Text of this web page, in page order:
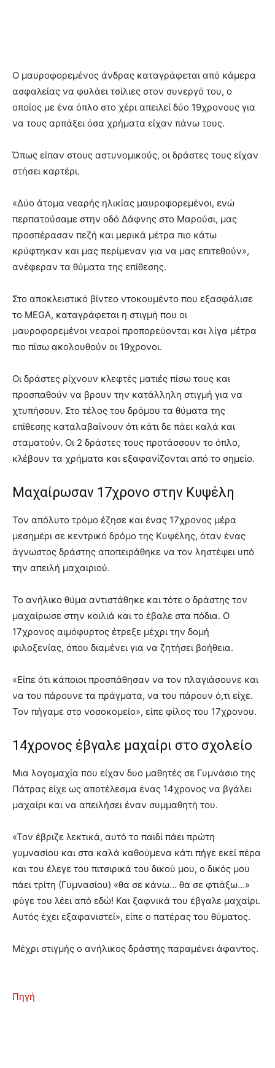
Ο μαυροφορεμένος άνδρας καταγράφεται από κάμερα
ασφαλείας να φυλάει τσίλιες στον συνεργό του, ο
οποίος με ένα όπλο στο χέρι απειλεί δύο 19χρονους για
να τους αρπάξει όσα χρήματα είχαν πάνω τους.
Όπως είπαν στους αστυνομικούς, οι δράστες τους είχαν
στήσει καρτέρι.
«Δύο άτομα νεαρής ηλικίας μαυροφορεμένοι, ενώ
περπατούσαμε στην οδό Δάφνης στο Μαρούσι, μας
προσπέρασαν πεζή και μερικά μέτρα πιο κάτω
κρύφτηκαν και μας περίμεναν για να μας επιτεθούν»,
ανέφεραν τα θύματα της επίθεσης.
Στο αποκλειστικό βίντεο ντοκουμέντο που εξασφάλισε
το MEGA, καταγράφεται η στιγμή που οι
μαυροφορεμένοι νεαροί προπορεύονται και λίγα μέτρα
πιο πίσω ακολουθούν οι 19χρονοι.
Οι δράστες ρίχνουν κλεφτές ματιές πίσω τους και
προσπαθούν να βρουν την κατάλληλη στιγμή για να
χτυπήσουν. Στο τέλος του δρόμου τα θύματα της
επίθεσης καταλαβαίνουν ότι κάτι δε πάει καλά και
σταματούν. Οι 2 δράστες τους προτάσσουν το όπλο,
κλέβουν τα χρήματα και εξαφανίζονται από το σημείο.
Μαχαίρωσαν 17χρονο στην Κυψέλη
Τον απόλυτο τρόμο έζησε και ένας 17χρονος μέρα
μεσημέρι σε κεντρικό δρόμο της Κυψέλης, όταν ένας
άγνωστος δράστης αποπειράθηκε να τον ληστέψει υπό
την απειλή μαχαιριού.
Το ανήλικο θύμα αντιστάθηκε και τότε ο δράστης τον
μαχαίρωσε στην κοιλιά και το έβαλε στα πόδια. Ο
17χρονος αιμόφυρτος έτρεξε μέχρι την δομή
φιλοξενίας, όπου διαμένει για να ζητήσει βοήθεια.
«Είπε ότι κάποιοι προσπάθησαν να τον πλαγιάσουνε και
να του πάρουνε τα πράγματα, να του πάρουν ό,τι είχε.
Τον πήγαμε στο νοσοκομείο», είπε φίλος του 17χρονου.
14χρονος έβγαλε μαχαίρι στο σχολείο
Μια λογομαχία που είχαν δυο μαθητές σε Γυμνάσιο της
Πάτρας είχε ως αποτέλεσμα ένας 14χρονος να βγάλει
μαχαίρι και να απειλήσει έναν συμμαθητή του.
«Τον έβριζε λεκτικά, αυτό το παιδί πάει πρώτη
γυμνασίου και στα καλά καθούμενα κάτι πήγε εκεί πέρα
και του έλεγε του πιτσιρικά του δικού μου, ο δικός μου
πάει τρίτη (Γυμνασίου) «θα σε κάνω… θα σε φτιάξω…»
φύγε του λέει από εδώ! Και ξαφνικά του έβγαλε μαχαίρι.
Αυτός έχει εξαφανιστεί», είπε ο πατέρας του θύματος.
Μέχρι στιγμής ο ανήλικος δράστης παραμένει άφαντος.
Πηγή